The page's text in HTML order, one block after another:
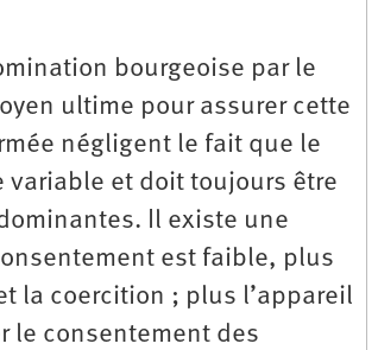
bourgeoise par le
ultime pour assurer cette
négligent le fait que le
variable et doit toujours être
Il existe une
est faible, plus
la coercition ; plus l’appareil
le consentement des